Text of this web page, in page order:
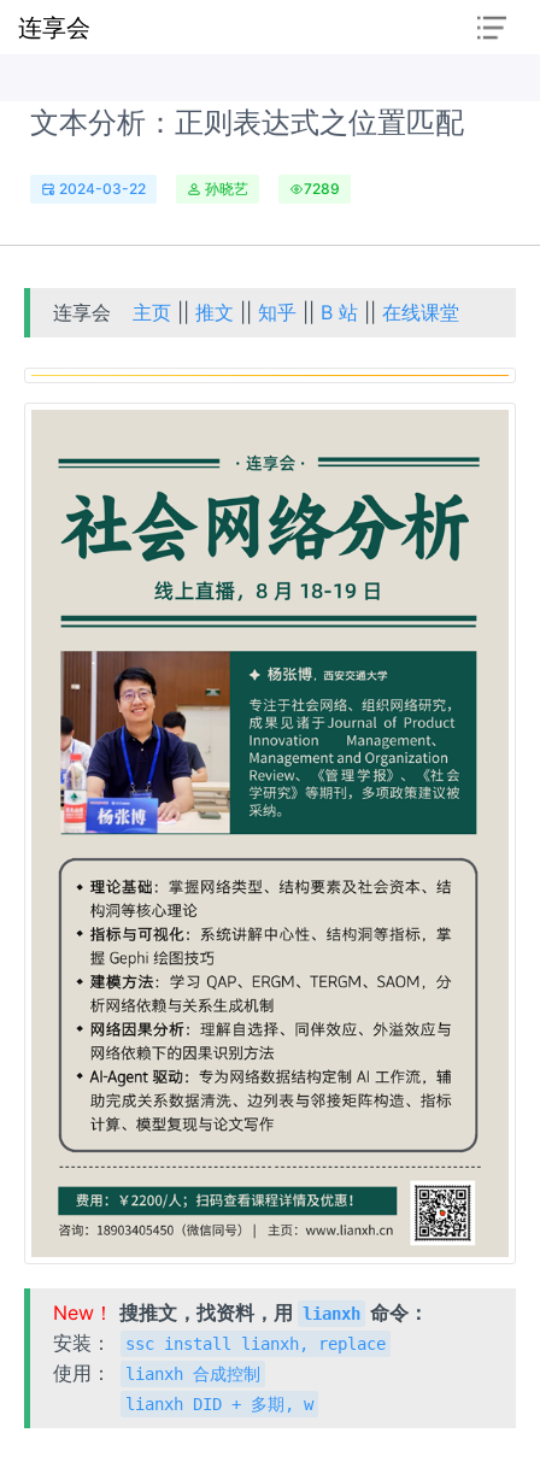
连享会
文本分析：正则表达式之位置匹配
2024-03-22 孙晓艺 7289
连享会 主页 ||推文 ||知乎 B 站 ||在线课堂
New！ 搜推文，找资料，用 lianxh 命令：
安装：
ssc install lianxh, replace
使用：
lianxh 合成控制
lianxh DID + 多期, w